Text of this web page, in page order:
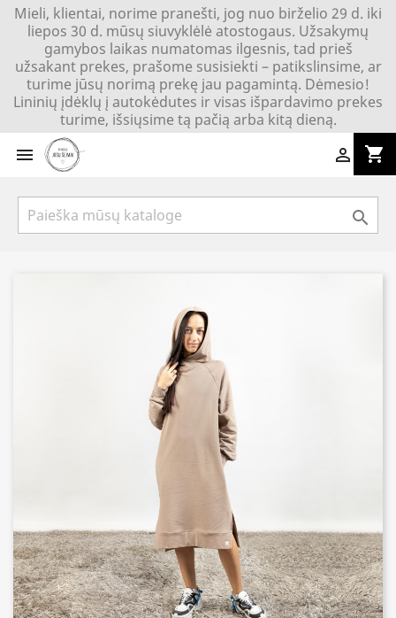
Mieli, klientai, norime pranešti, jog nuo birželio 29 d. iki
liepos 30 d. mūsų siuvyklėlė atostogaus. Užsakymų
gamybos laikas numatomas ilgesnis, tad prieš
užsakant prekes, prašome susisiekti – patikslinsime, ar
turime jūsų norimą prekę jau pagamintą. Dėmesio!
Lininių įdėklų į autokėdutes ir visas išpardavimo prekes
turime, išsiųsime tą pačią arba kitą dieną.
 shopping_cart

